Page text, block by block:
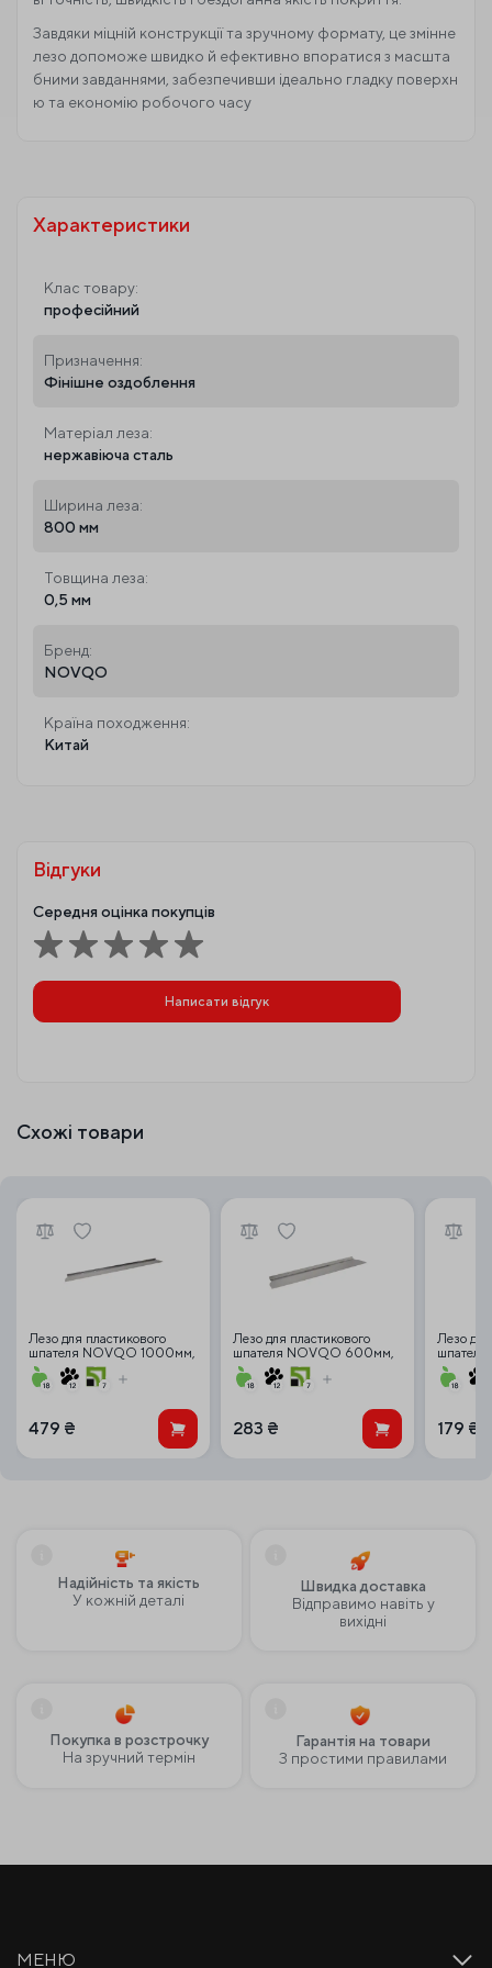
Завдяки міцній конструкції та зручному формату, це змінне
лезо допоможе швидко й ефективно впоратися з масшта
бними завданнями, забезпечивши ідеально гладку поверхн
ю та економію робочого часу
Характеристики
Клас товару:
професійний
Призначення:
Фінішне оздоблення
Матеріал леза:
нержавіюча сталь
Ширина леза:
800 мм
Товщина леза:
0,5 мм
Бренд:
NOVQO
Країна походження:
Китай
Відгуки
Середня оцінка покупців
Написати відгук
Схожі товари
Лезо для пластикового
шпателя NOVQO 1000мм,
0.5мм лезо
479 ₴
Лезо для пластикового
шпателя NOVQO 600мм,
0.5мм лезо
283 ₴
Лезо для
0.3 мм
179 ₴
Надійність та якість
У кожній деталі
Швидка доставка
Відправимо навіть у
вихідні
Покупка в розстрочку
На зручний термін
Гарантія на товари
З простими правилами
МЕНЮ